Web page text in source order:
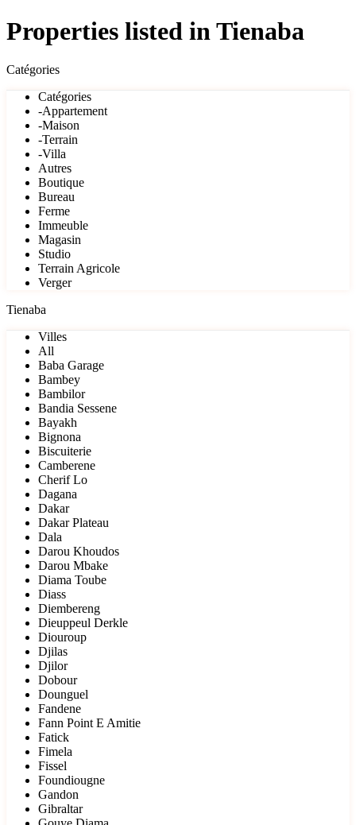
Properties listed in Tienaba
Catégories
Catégories
-Appartement
-Maison
-Terrain
-Villa
Autres
Boutique
Bureau
Ferme
Immeuble
Magasin
Studio
Terrain Agricole
Verger
Tienaba
Villes
All
Baba Garage
Bambey
Bambilor
Bandia Sessene
Bayakh
Bignona
Biscuiterie
Camberene
Cherif Lo
Dagana
Dakar
Dakar Plateau
Dala
Darou Khoudos
Darou Mbake
Diama Toube
Diass
Diembereng
Dieuppeul Derkle
Diouroup
Djilas
Djilor
Dobour
Dounguel
Fandene
Fann Point E Amitie
Fatick
Fimela
Fissel
Foundiougne
Gandon
Gibraltar